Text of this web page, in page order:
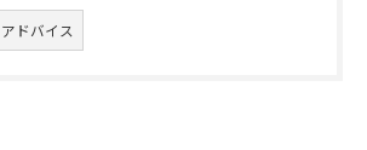
アドバイス